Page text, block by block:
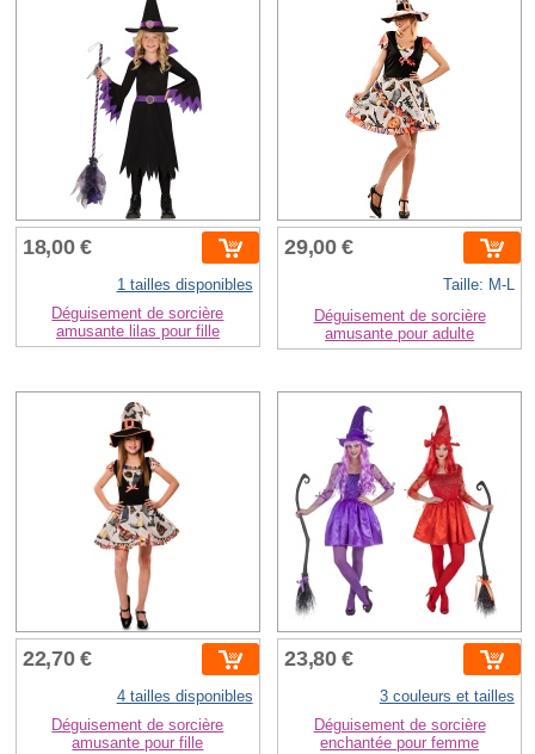
18,00 €
1 tailles disponibles
Déguisement de sorcière
amusante lilas pour fille
29,00 €
Taille: M-L
Déguisement de sorcière
amusante pour adulte
22,70 €
4 tailles disponibles
Déguisement de sorcière
amusante pour fille
23,80 €
3 couleurs et tailles
Déguisement de sorcière
enchantée pour femme